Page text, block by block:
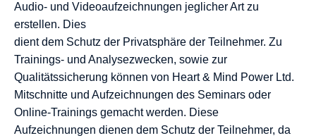
Audio- und Videoaufzeichnungen jeglicher Art zu
erstellen. Dies
dient dem Schutz der Privatsphäre der Teilnehmer. Zu
Trainings- und Analysezwecken, sowie zur
Qualitätssicherung können von Heart & Mind Power Ltd.
Mitschnitte und Aufzeichnungen des Seminars oder
Online-Trainings gemacht werden. Diese
Aufzeichnungen dienen dem Schutz der Teilnehmer, da